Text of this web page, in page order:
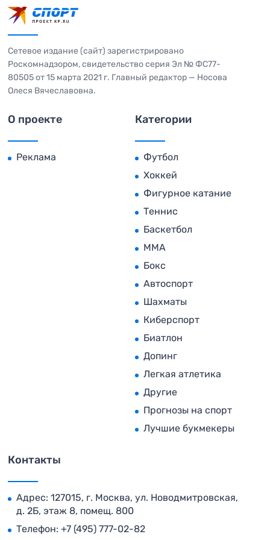
Сетевое издание (сайт) зарегистрировано
Роскомнадзором, свидетельство серия Эл № ФС77-
80505 от 15 марта 2021 г. Главный редактор — Носова
Олеся Вячеславовна.
О проекте
Реклама
Категории
Футбол
Хоккей
Фигурное катание
Теннис
Баскетбол
MMA
Бокс
Автоспорт
Шахматы
Киберспорт
Биатлон
Допинг
Легкая атлетика
Другие
Прогнозы на спорт
Лучшие букмекеры
Контакты
Адрес: 127015, г. Москва, ул. Новодмитровская,
д. 2Б, этаж 8, помещ. 800
Телефон: +7 (495) 777-02-82